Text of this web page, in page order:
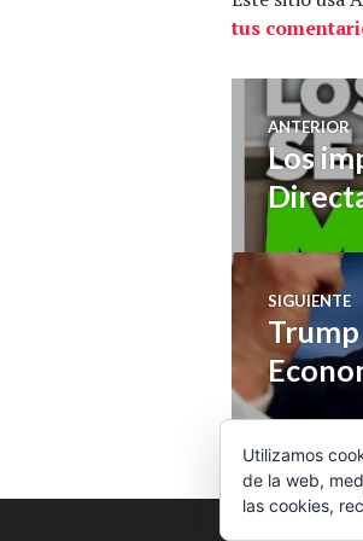
tus
de
ANTERIOR
Entrada
anterior:
Los
SIGUIENTE
Entrada
Trump
Utilizamos
de la web,
las cookies,